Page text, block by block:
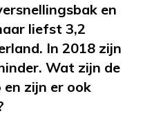
en
liefst 3,2
In 2018 zijn
Wat zijn de
en zijn er ook